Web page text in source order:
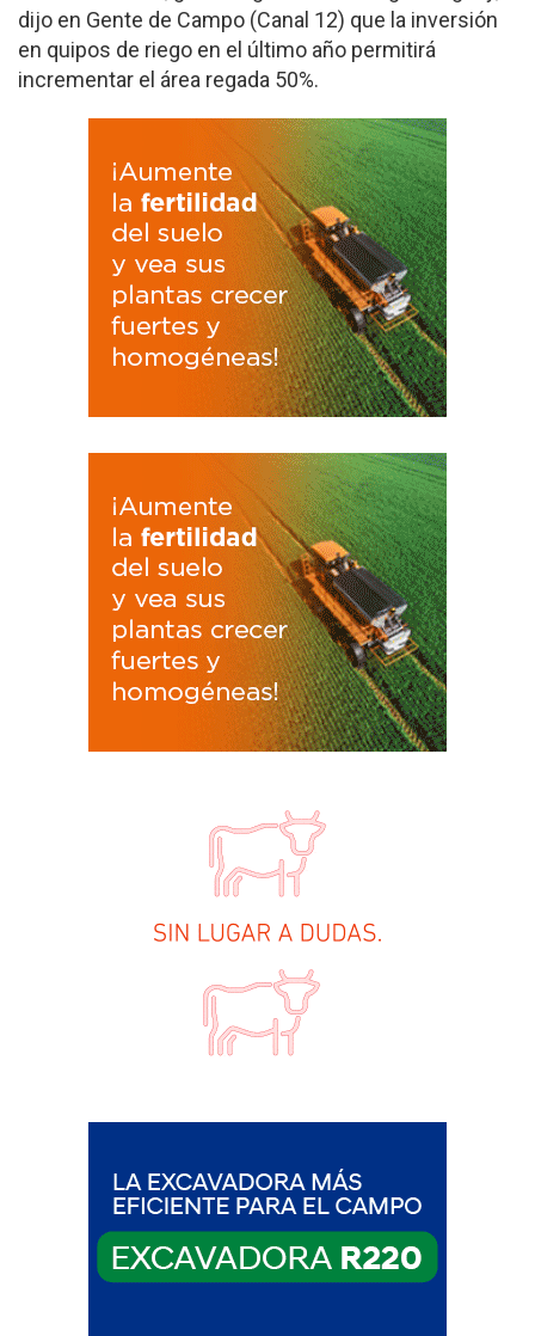
dijo en Gente de Campo (Canal 12) que la inversión
en quipos de riego en el último año permitirá
incrementar el área regada 50%.